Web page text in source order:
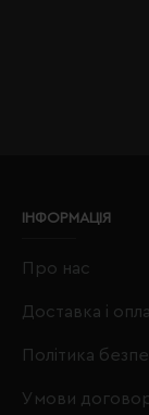
ІНФОРМАЦІЯ
Про нас
Доставка і
Політика
Умови